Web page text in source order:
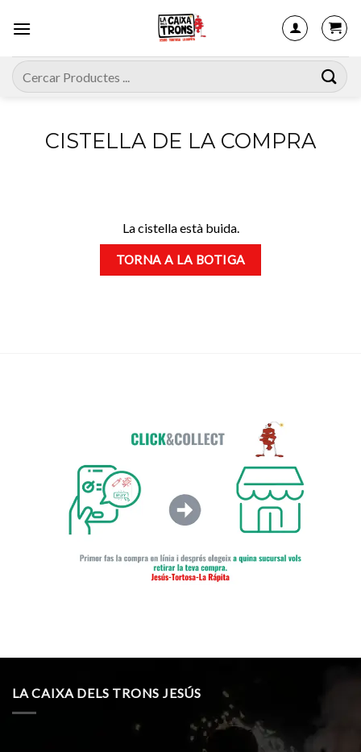
Cerca:
CISTELLA DE LA COMPRA
La cistella està buida.
TORNA A LA BOTIGA
LA CAIXA DELS TRONS JESÚS